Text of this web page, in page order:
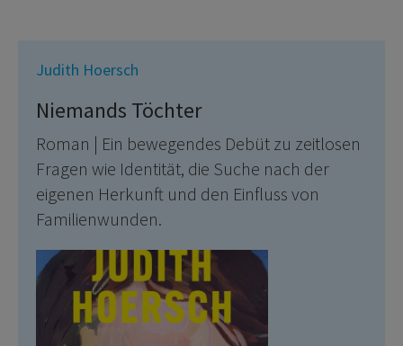
Judith Hoersch
Niemands Töchter
Roman | Ein bewegendes Debüt zu zeitlosen
Fragen wie Identität, die Suche nach der
eigenen Herkunft und den Einfluss von
Familienwunden.